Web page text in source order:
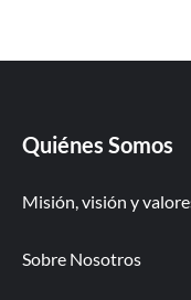
Quiénes Somos
Misión, visión y
Sobre Nosotros